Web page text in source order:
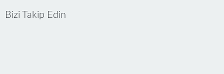
Bizi Takip Edin